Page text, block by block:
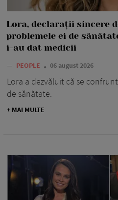
Lora, declarații sincere
problemele ei de
i-au dat medicii
— PEOPLE 06 august 2026
Lora a dezvăluit că se
de sănătate.
+ MAI MULTE